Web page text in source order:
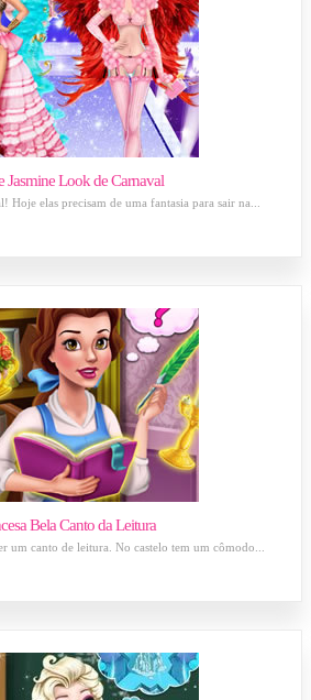
Jasmine Look de Carnaval
Hoje elas precisam de uma fantasia para sair na...
Bela Canto da Leitura
um canto de leitura. No castelo tem um cômodo...